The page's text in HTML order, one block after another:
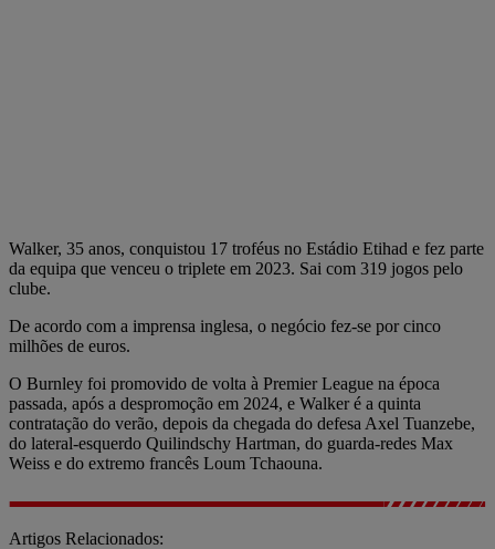
Walker, 35 anos, conquistou 17 troféus no Estádio Etihad e fez parte
da equipa que venceu o triplete em 2023. Sai com 319 jogos pelo
clube.
De acordo com a imprensa inglesa, o negócio fez-se por cinco
milhões de euros.
O Burnley foi promovido de volta à Premier League na época
passada, após a despromoção em 2024, e Walker é a quinta
contratação do verão, depois da chegada do defesa Axel Tuanzebe,
do lateral-esquerdo Quilindschy Hartman, do guarda-redes Max
Weiss e do extremo francês Loum Tchaouna.
Artigos Relacionados: